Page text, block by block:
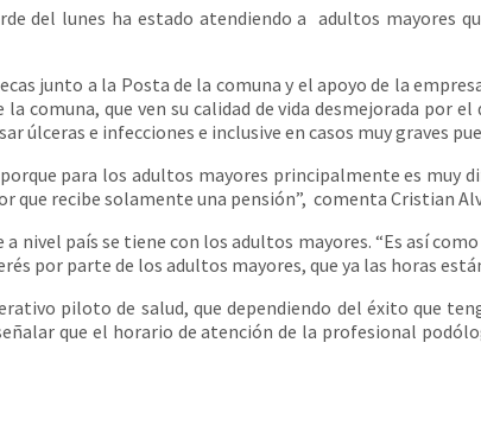
lunes ha estado atendiendo a adultos mayores
junto a la Posta de la comuna y el apoyo de la
que ven su calidad de vida desmejorada por el
úlceras e infecciones e inclusive en casos muy graves
para los adultos mayores principalmente es muy
recibe solamente una pensión”, comenta Cristian
país se tiene con los adultos mayores. “Es así
por parte de los adultos mayores, que ya las horas
piloto de salud, que dependiendo del éxito que
que el horario de atención de la profesional